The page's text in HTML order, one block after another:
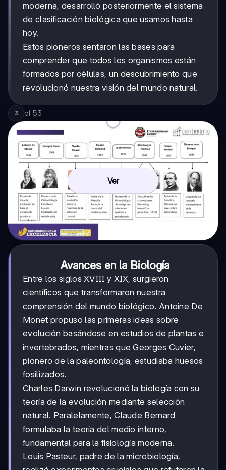
moderna, desarrolló posteriormente el sistema
de clasificación biológica que usamos hasta
hoy.
Estos pioneros sentaron las bases para
comprender que todos los organismos están
formados por células, un descubrimiento que
revolucionó nuestra visión del mundo natural.
3 of 53
Ver
Avances en la Biología
Entre los siglos XVIII y XIX, surgieron
científicos que transformaron nuestra
comprensión del mundo biológico. Antoine De
Monet propuso las primeras ideas sobre
evolución basándose en estudios de plantas e
invertebrados, mientras que Georges Cuvier,
pionero de la paleontología, estudiaba huesos
fosilizados.
Charles Darwin revolucionó la biología con su
teoría de la evolución mediante selección
natural. Paralelamente, Claude Bernard
formulaba la teoría del medio interno,
fundamental para la fisiología moderna.
Louis Pasteur, padre de la microbiología,